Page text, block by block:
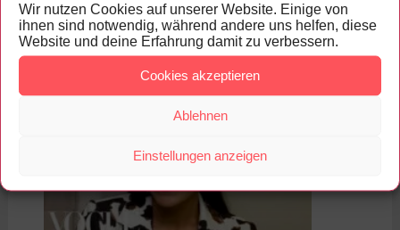
Wir nutzen Cookies auf unserer Website. Einige von
ihnen sind notwendig, während andere uns helfen, diese
Website und deine Erfahrung damit zu verbessern.
Cookies akzeptieren
Ablehnen
Einstellungen anzeigen
Make-Up Tutorials, Reviews und
News
US-